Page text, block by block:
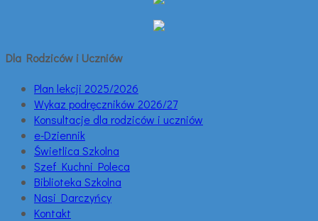
Dla Rodziców i Uczniów
Plan lekcji 2025/2026
Wykaz podręczników 2026/27
Konsultacje dla rodziców i uczniów
e-Dziennik
Świetlica Szkolna
Szef Kuchni Poleca
Biblioteka Szkolna
Nasi Darczyńcy
Kontakt